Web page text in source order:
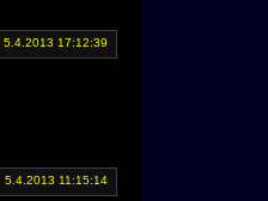
5.4.2013 17:12:39
5.4.2013 11:15:14